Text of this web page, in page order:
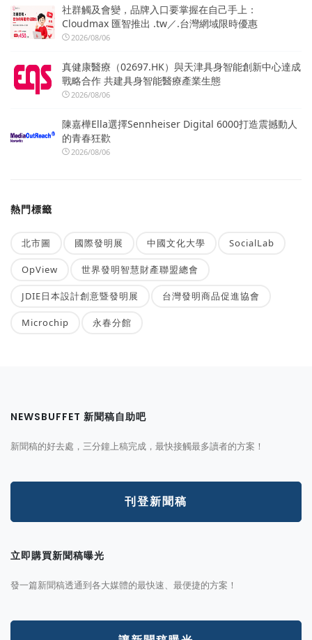
社群觸及會變，品牌入口要掌握在自己手上：
Cloudmax 匯智推出 .tw／.台灣網域限時優惠
2026/08/06
真健康醫療（02697.HK）與天津具身智能創新中心達成
戰略合作 共建具身智能醫療產業生態
2026/08/06
陳嘉樺Ella選擇Sennheiser Digital 6000打造震撼動人
的青春狂歡
2026/08/06
熱門標籤
北市圖 國際發明展 中國文化大學 SocialLab
OpView 世界發明智慧財產聯盟總會
JDIE日本設計創意暨發明展 台灣發明商品促進協會
Microchip 永春分館
NEWSBUFFET 新聞稿自助吧
新聞稿的好去處，三分鐘上稿完成，最快接觸最多讀者的方案！
刊登新聞稿
立即購買新聞稿曝光
發一篇新聞稿透通到各大媒體的最快速、最便捷的方案！